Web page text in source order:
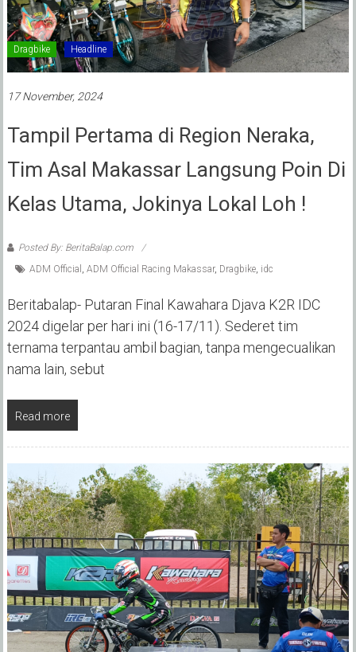
Dragbike Headline
17 November, 2024
Tampil Pertama di Region Neraka,
Tim Asal Makassar Langsung Poin Di
Kelas Utama, Jokinya Lokal Loh !
Posted By: BeritaBalap.com
ADM Official , ADM Official Racing Makassar, Dragbike, idc
Beritabalap- Putaran Final Kawahara Djava K2R IDC
2024 digelar per hari ini (16-17/11). Sederet tim
ternama terpantau ambil bagian, tanpa mengecualikan
nama lain, sebut
Read more